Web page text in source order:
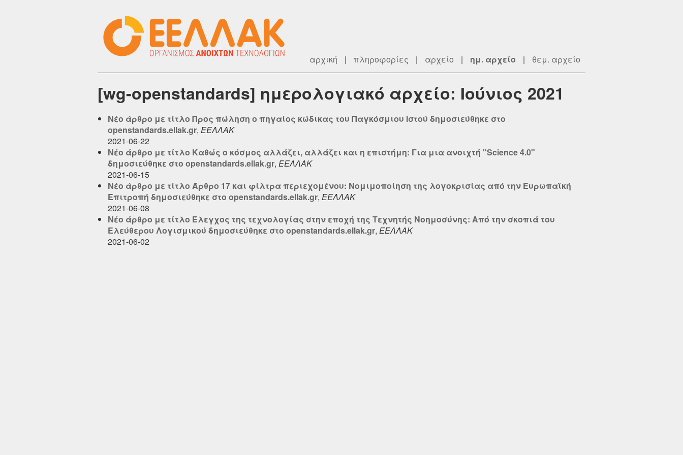
αρχική | πληροφορίες | αρχείο | ημ. αρχείο | θεμ. αρχείο
[wg-openstandards] ημερολογιακό αρχείο: Ιούνιος 2021
Νέο άρθρο με τίτλο Προς πώληση ο πηγαίος κώδικας του Παγκόσμιου Ιστού δημοσιεύθηκε στο
openstandards.ellak.gr, ΕΕΛΛΑΚ
2021-06-22
Νέο άρθρο με τίτλο Καθώς ο κόσμος αλλάζει, αλλάζει και η επιστήμη: Για μια ανοιχτή "Science 4.0"
δημοσιεύθηκε στο openstandards.ellak.gr, ΕΕΛΛΑΚ
2021-06-15
Νέο άρθρο με τίτλο Άρθρο 17 και φίλτρα περιεχομένου: Νομιμοποίηση της λογοκρισίας από την Ευρωπαϊκή
Επιτροπή δημοσιεύθηκε στο openstandards.ellak.gr, ΕΕΛΛΑΚ
2021-06-08
Νέο άρθρο με τίτλο Έλεγχος της τεχνολογίας στην εποχή της Τεχνητής Νοημοσύνης: Από την σκοπιά του
Ελεύθερου Λογισμικού δημοσιεύθηκε στο openstandards.ellak.gr, ΕΕΛΛΑΚ
2021-06-02